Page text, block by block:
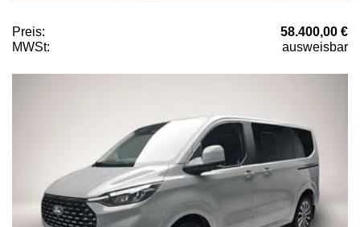
Preis:
58.400,00 €
MWSt:
ausweisbar